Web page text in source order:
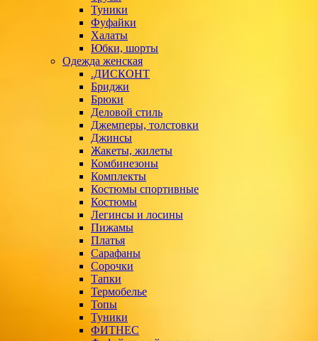
Туники
Фуфайки
Халаты
Юбки, шорты
Одежда женская
.ДИСКОНТ
Бриджи
Брюки
Деловой стиль
Джемперы, толстовки
Джинсы
Жакеты, жилеты
Комбинезоны
Комплекты
Костюмы спортивные
Костюмы
Легинсы и лосины
Пижамы
Платья
Сарафаны
Сорочки
Тапки
Термобелье
Топы
Туники
ФИТНЕС